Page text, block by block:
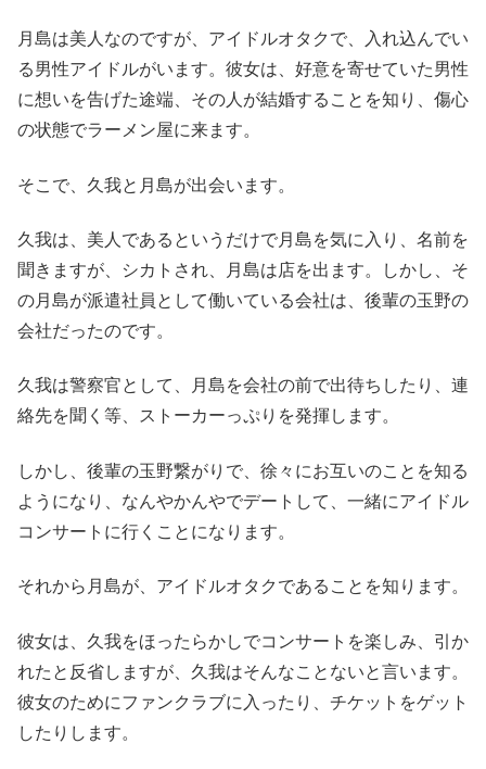
月島は美人なのですが、アイドルオタクで、入れ込んでい
る男性アイドルがいます。彼女は、好意を寄せていた男性
に想いを告げた途端、その人が結婚することを知り、傷心
の状態でラーメン屋に来ます。
そこで、久我と月島が出会います。
久我は、美人であるというだけで月島を気に入り、名前を
聞きますが、シカトされ、月島は店を出ます。しかし、そ
の月島が派遣社員として働いている会社は、後輩の玉野の
会社だったのです。
久我は警察官として、月島を会社の前で出待ちしたり、連
絡先を聞く等、ストーカーっぷりを発揮します。
しかし、後輩の玉野繋がりで、徐々にお互いのことを知る
ようになり、なんやかんやでデートして、一緒にアイドル
コンサートに行くことになります。
それから月島が、アイドルオタクであることを知ります。
彼女は、久我をほったらかしでコンサートを楽しみ、引か
れたと反省しますが、久我はそんなことないと言います。
彼女のためにファンクラブに入ったり、チケットをゲット
したりします。